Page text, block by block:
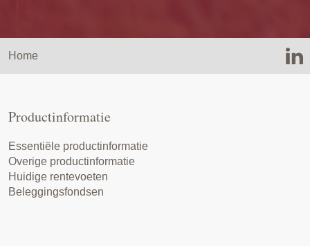
Home
Productinformatie
Essentiële productinformatie
Overige productinformatie
Huidige rentevoeten
Beleggingsfondsen